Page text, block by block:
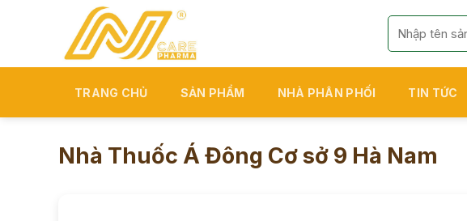
Tìm
kiếm:
TRANG CHỦ SẢN PHẨM NHÀ PHÂN PHỐI TIN TỨC
Nhà Thuốc Á Đông Cơ sở 9 Hà Nam